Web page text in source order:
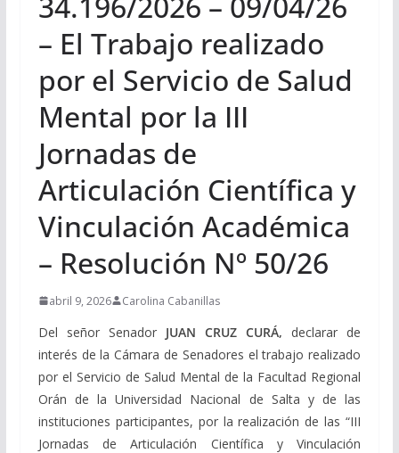
– El Trabajo realizado
por el Servicio de Salud
Mental por la III
Jornadas de
Articulación Científica y
Vinculación Académica
– Resolución Nº 50/26
abril 9, 2026 Carolina Cabanillas
Del señor SenadorJUAN CRUZ CURÁ, declarar de
interés de la Cámara de Senadores el trabajo realizado
por el Servicio de Salud Mental de la Facultad Regional
Orán de la Universidad Nacional de Salta y de las
instituciones participantes, por la realización de las “III
Jornadas de Articulación Científica y Vinculación